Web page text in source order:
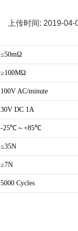
上传时间: 2019-
≤50mΩ
≥100MΩ
100V AC/minute
30V DC 1A
-25℃～+85℃
≤35N
≥7N
5000 Cycles